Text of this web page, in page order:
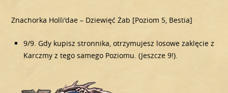
Znachorka Holli'dae – Dziewięć Żab [Poziom 5, Bestia]
9/9. Gdy kupisz stronnika, otrzymujesz losowe zaklęcie z
Karczmy z tego samego Poziomu. (Jeszcze 9!).